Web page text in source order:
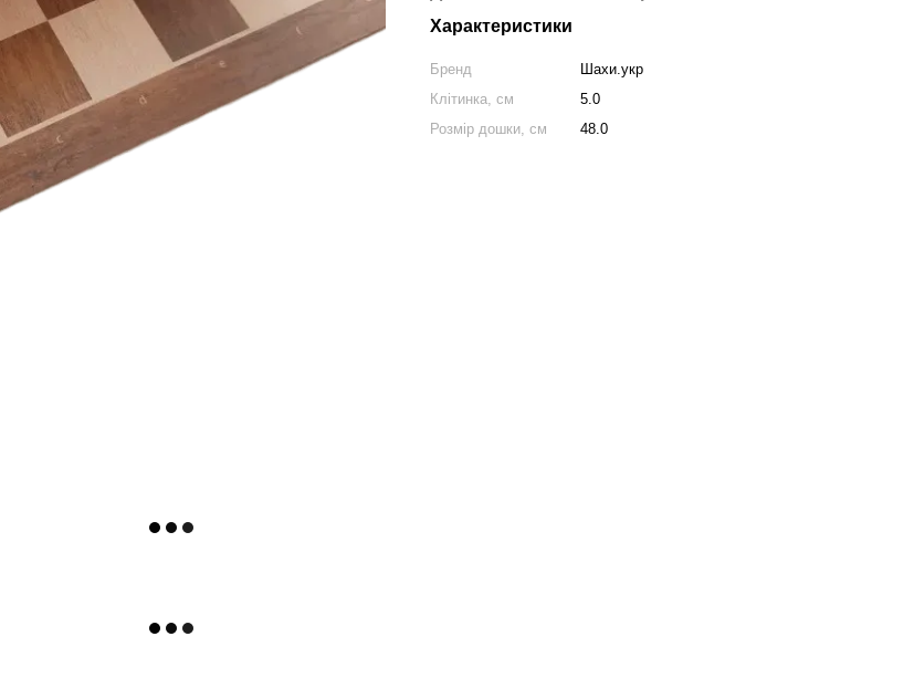
Характеристики
Бренд
Шахи.укр
Клітинка, см
5.0
Розмір дошки, см
48.0